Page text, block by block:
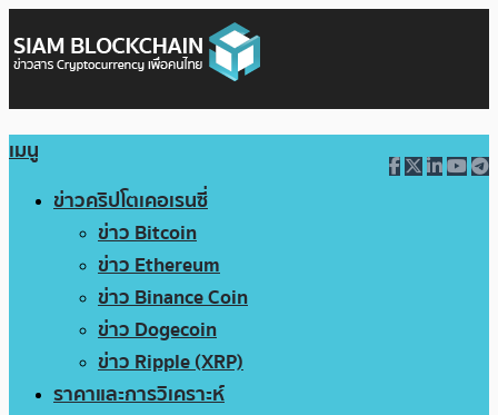
เมนู
ข่าวคริปโตเคอเรนซี่
ข่าว Bitcoin
ข่าว Ethereum
ข่าว Binance Coin
ข่าว Dogecoin
ข่าว Ripple (XRP)
ราคาและการวิเคราะห์